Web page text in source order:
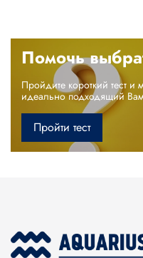
Помочь
Пройдите короткий тест
идеально подходящий
Пройти тест